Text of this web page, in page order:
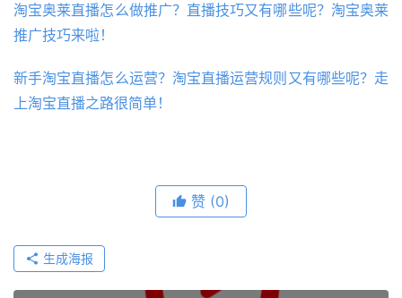
淘宝奥莱直播怎么做推广？直播技巧又有哪些呢？淘宝奥莱
推广技巧来啦！
新手淘宝直播怎么运营？淘宝直播运营规则又有哪些呢？走
上淘宝直播之路很简单！
赞 (0)
生成海报